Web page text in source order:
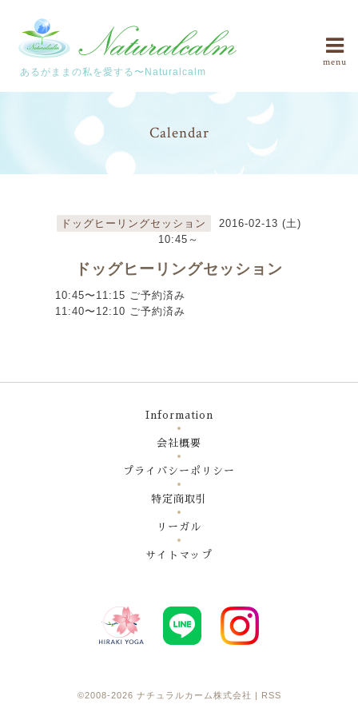
あるがままの私を愛する〜Naturalcalm
menu
Calendar
ドッグヒーリングセッション
2016-02-13 (土)
10:45～
ドッグヒーリングセッション
10:45〜11:15 ご予約済み
11:40〜12:10 ご予約済み
Information
会社概要
プライバシーポリシー
特定商取引
リーガル
サイトマップ
©2008-2026 ナチュラルカーム株式会社 RSS